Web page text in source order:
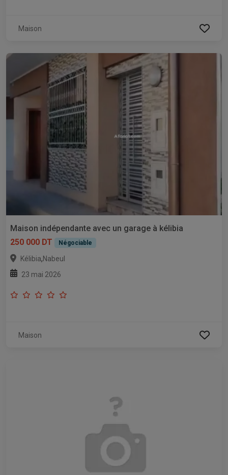
Maison
Maison indépendante avec un garage à kélibia
250 000 DT
Négociable
Kélibia,Nabeul
23 mai 2026
Maison